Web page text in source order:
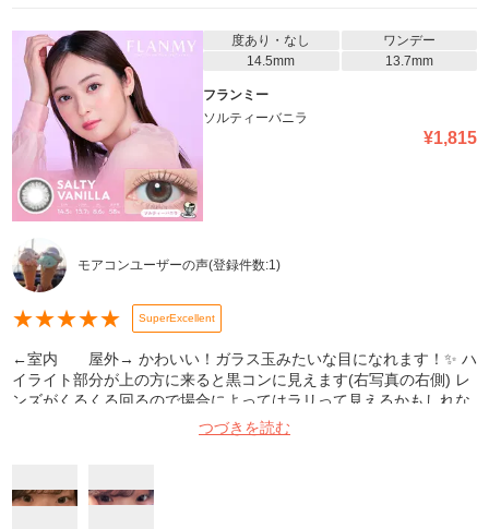
度あり・なし
ワンデー
14.5mm
13.7mm
フランミー
ソルティーバニラ
¥1,815
モアコンユーザーの声(登録件数:1)
★★★★★ SuperExcellent
←室内 屋外→ かわいい！ガラス玉みたいな目になれます！✨ ハ
イライト部分が上の方に来ると黒コンに見えます(右写真の右側) レ
ンズがくるくる回るので場合によってはラリって見えるかもしれな
いです。 ドライアイですが、乾燥を感じたらその都度目薬させば1
日中付けていられました。奥目なので目に光が入りづらいのですが
多いです🎶
つづきを読む